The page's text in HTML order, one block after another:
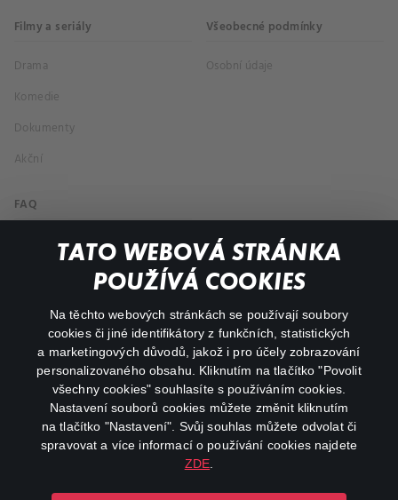
TATO WEBOVÁ STRÁNKA
POUŽÍVÁ COOKIES
Na těchto webových stránkách se používají soubory
cookies či jiné identifikátory z funkčních, statistických
a marketingových důvodů, jakož i pro účely zobrazování
personalizovaného obsahu. Kliknutím na tlačítko "Povolit
všechny cookies" souhlasíte s používáním cookies.
Nastavení souborů cookies můžete změnit kliknutím
na tlačítko "Nastavení". Svůj souhlas můžete odvolat či
spravovat a více informací o používání cookies najdete
ZDE
Filmy a seriály
Drama
Komedie
Dokumenty
Akční
Všeobecné podmínky
Osobní údaje
FAQ
Můj účet
Důležité odkazy
facebookinstagram
youtube